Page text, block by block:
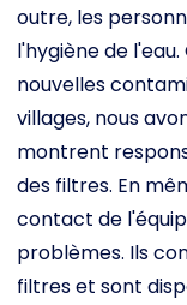
outre, les
l'hygiène de
nouvelles
villages, nous
montrent
des filtres. En
contact de
problèmes. Ils
filtres et sont